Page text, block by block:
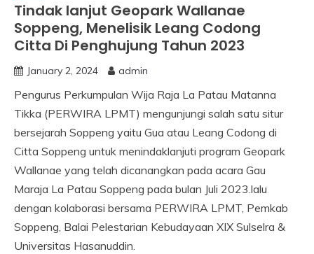
Tindak lanjut Geopark Wallanae
Soppeng, Menelisik Leang Codong
Citta Di Penghujung Tahun 2023
January 2, 2024 admin
Pengurus Perkumpulan Wija Raja La Patau Matanna
Tikka (PERWIRA LPMT) mengunjungi salah satu situr
bersejarah Soppeng yaitu Gua atau Leang Codong di
Citta Soppeng untuk menindaklanjuti program Geopark
Wallanae yang telah dicanangkan pada acara Gau
Maraja La Patau Soppeng pada bulan Juli 2023.lalu
dengan kolaborasi bersama PERWIRA LPMT, Pemkab
Soppeng, Balai Pelestarian Kebudayaan XIX Sulselra &
Universitas Hasanuddin.